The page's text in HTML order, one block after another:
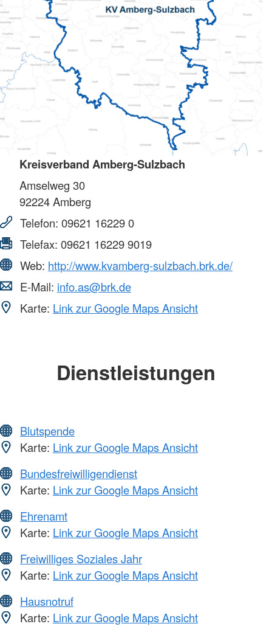
Kreisverband Amberg-Sulzbach
Amselweg 30
92224Amberg
Telefon: 09621 16229 0
Telefax: 09621 16229 9019
Web: http://www.kvamberg-sulzbach.brk.de/
E-Mail: info.as@brk.de
Karte: Link zur Google Maps Ansicht
Dienstleistungen
Blutspende
Karte: Link zur Google Maps Ansicht
Bundesfreiwilligendienst
Karte: Link zur Google Maps Ansicht
Ehrenamt
Karte: Link zur Google Maps Ansicht
Freiwilliges Soziales Jahr
Karte: Link zur Google Maps Ansicht
Hausnotruf
Karte: Link zur Google Maps Ansicht